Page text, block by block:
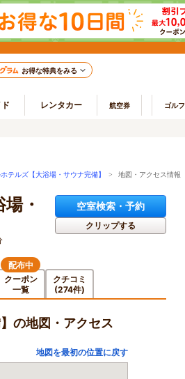
お得な特典をみる
レンタカー 航空券 ゴルフ
テルズ【大浴場・サウナ完備】 > 地図・アクセス情報
・
空室検索・予約
クリップする
クーポン
一覧
配布中
クチコミ
(274件)
の地図・アクセス
地図を最初の位置に戻す